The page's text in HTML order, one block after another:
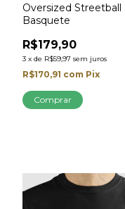
Oversized Streetball
Basquete
R$179,90
3 x de R$59,97 sem juros
R$170,91 com Pix
Comprar